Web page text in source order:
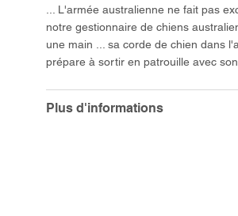
... L'armée australienne ne fait pas
notre gestionnaire de chiens
une main ... sa corde de chien dans
prépare à sortir en patrouille avec
Plus d'informations